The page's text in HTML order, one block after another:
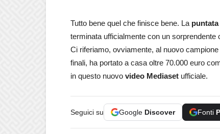
Tutto bene quel che finisce bene. La puntata
terminata ufficialmente con un sorprendente
Ci riferiamo, ovviamente, al nuovo
finali, ha portato a casa oltre 70.000 euro
in questo nuovo video Mediaset ufficiale.
Seguici su Google Discover Fonti